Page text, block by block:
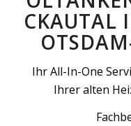
CKAUTAL
Ihr All-In-One
Ihrer alten